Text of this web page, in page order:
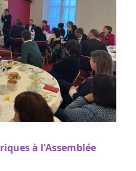
à l'Assemblée